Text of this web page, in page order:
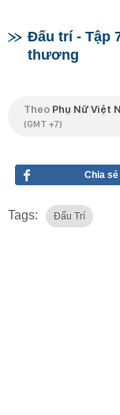
Đấu trí - Tập
thương
Theo Phụ Nữ Việt
(GMT +7)
Chia sẻ
Tags: Đấu Trí